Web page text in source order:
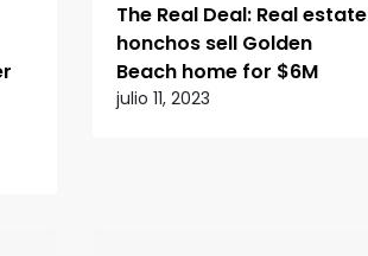
The Real Deal: Real estate
honchos sell Golden
Beach home for $6M
julio 11, 2023